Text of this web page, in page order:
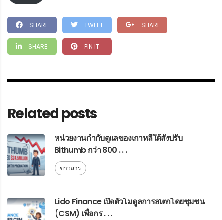
SHARE TWEET SHARE
SHARE PIN IT
Related posts
หน่วยงานกำกับดูแลของเกาหลีใต้สั่งปรับ
Bithumb กว่า 800 . . .
ข่าวสาร
Lido Finance เปิดตัวโมดูลการสเตกโดยชุมชน
(CSM) เพื่อกร . . .